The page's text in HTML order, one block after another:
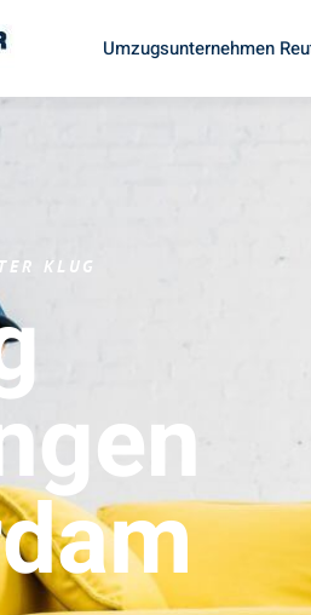
Umzugsunternehmen
KLUG